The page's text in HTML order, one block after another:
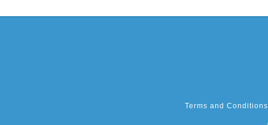
Terms and